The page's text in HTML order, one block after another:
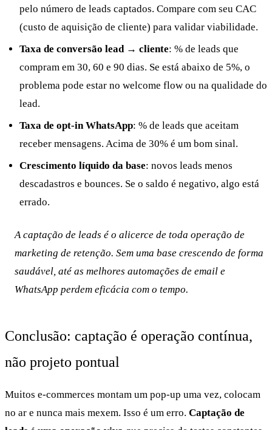
pelo número de leads captados. Compare com seu CAC
(custo de aquisição de cliente) para validar viabilidade.
Taxa de conversão lead → cliente: % de leads que
compram em 30, 60 e 90 dias. Se está abaixo de 5%, o
problema pode estar no welcome flow ou na qualidade do
lead.
Taxa de opt-in WhatsApp: % de leads que aceitam
receber mensagens. Acima de 30% é um bom sinal.
Crescimento líquido da base: novos leads menos
descadastros e bounces. Se o saldo é negativo, algo está
errado.
A captação de leads é o alicerce de toda operação de
marketing de retenção. Sem uma base crescendo de forma
saudável, até as melhores automações de email e
WhatsApp perdem eficácia com o tempo.
Conclusão: captação é operação contínua,
não projeto pontual
Muitos e-commerces montam um pop-up uma vez, colocam
no ar e nunca mais mexem. Isso é um erro. Captação de